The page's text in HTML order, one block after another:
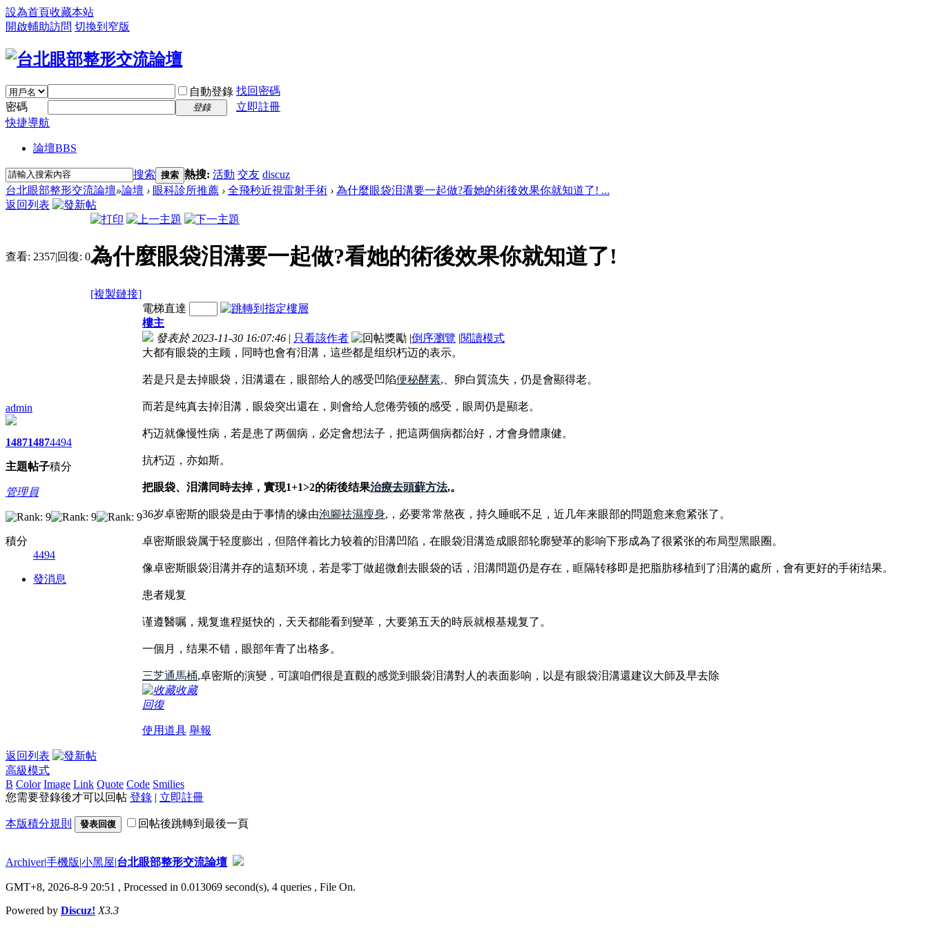
設為首頁收藏本站
開啟輔助訪問 切換到窄版
自動登錄 找回密碼
密碼
登錄
立即註冊
快捷導航
論壇BBS
搜索 搜索 熱搜: 活動 交友 discuz
台北眼部整形交流論壇»論壇 › 眼科診所推薦 › 全飛秒近視雷射手術 › 為什麼眼袋泪溝要一起做?看她的術後效果你就知道了! ...
返回列表
查看: 2357|回復: 0為什麼眼袋泪溝要一起做?看她的術後效果你就知道了!
[複製鏈接]
admin
1487
主題
1487
帖子
4494
積分
管理員
積分
4494
發消息
電梯直達
樓主
發表於 2023-11-30 16:07:46 | 只看該作者 |倒序瀏覽 |閱讀模式
大都有眼袋的主顾，同時也會有泪溝，這些都是组织朽迈的表示。
若是只是去掉眼袋，泪溝還在，眼部给人的感受凹陷便秘酵素,、卵白質流失，仍是會顯得老。
而若是纯真去掉泪溝，眼袋突出還在，则會给人怠倦劳顿的感受，眼周仍是顯老。
朽迈就像慢性病，若是患了两個病，必定會想法子，把這两個病都治好，才會身體康健。
抗朽迈，亦如斯。
把眼袋、泪溝同時去掉，實現1+1>2的術後结果治療去頭蘚方法,。
36岁卓密斯的眼袋是由于事情的缘由泡腳祛濕瘦身,，必要常常熬夜，持久睡眠不足，近几年来眼部的問題愈来愈紧张了。
卓密斯眼袋属于轻度膨出，但陪伴着比力较着的泪溝凹陷，在眼袋泪溝造成眼部轮廓變革的影响下形成為了很紧张的布局型黑眼圈。
像卓密斯眼袋泪溝并存的這類环境，若是零丁做超微創去眼袋的话，泪溝問題仍是存在，眶隔转移即是把脂肪移植到了泪溝的處所，會有更好的手術结果。
患者规复
谨遵醫嘱，规复進程挺快的，天天都能看到變革，大要第五天的時辰就根基规复了。
一個月，结果不错，眼部年青了出格多。
三芝通馬桶,卓密斯的演變，可讓咱們很是直觀的感觉到眼袋泪溝對人的表面影响，以是有眼袋泪溝還建议大師及早去除
收藏
回復
使用道具 舉報
返回列表
高級模式
B Color Image Link Quote Code Smilies
您需要登錄後才可以回帖 登錄 | 立即註冊
本版積分規則 發表回復 回帖後跳轉到最後一頁
Archiver|手機版|小黑屋|台北眼部整形交流論壇
GMT+8, 2026-8-9 20:51 , Processed in 0.013069 second(s), 4 queries , File On.
Powered by Discuz! X3.3